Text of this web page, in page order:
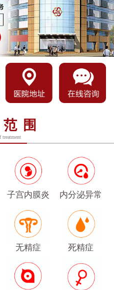
围
treatment
子宫内膜炎 内分泌异常
无精症 死精症